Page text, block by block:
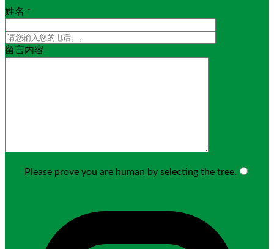
姓名 *
留言内容
Please prove you are human by selecting the tree.